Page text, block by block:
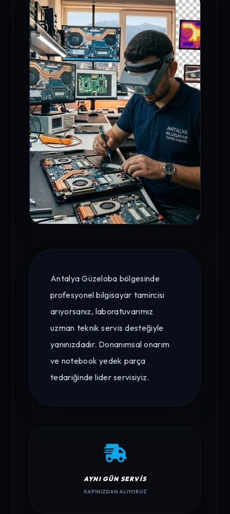
Antalya Güzeloba bölgesinde
profesyonel bilgisayar tamircisi
arıyorsanız, laboratuvarımız
uzman teknik servis desteğiyle
yanınızdadır. Donanımsal onarım
ve notebook yedek parça
tedariğinde lider servisiyiz.
AYNI GÜN SERVIS
KAPINIZDAN ALIYORUZ